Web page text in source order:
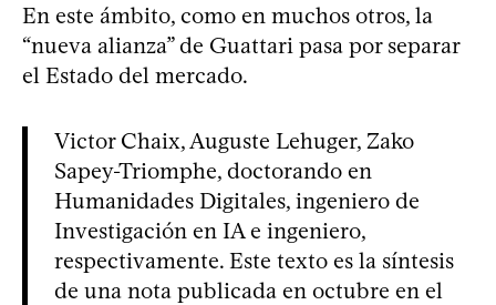
En este ámbito, como en muchos otros, la
“nueva alianza” de Guattari pasa por separar
el Estado del mercado.
Victor Chaix, Auguste Lehuger, Zako
Sapey-Triomphe, doctorando en
Humanidades Digitales, ingeniero de
Investigación en IA e ingeniero,
respectivamente. Este texto es la síntesis
de una nota publicada en octubre en el